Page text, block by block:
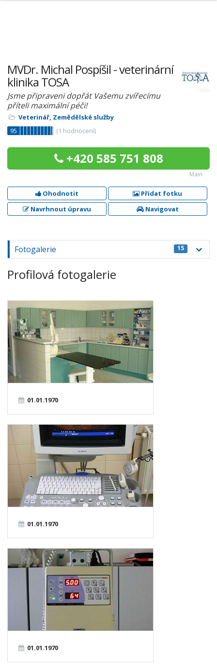
MVDr. Michal Pospíšil - veterinární
klinika TOSA
Jsme připraveni dopřát Vašemu zvířecímu
příteli maximální péči!
Veterinář, Zemědělské služby
95
(1 hodnocení)
+420 585 751 808
Main
Ohodnotit
Přidat fotku
Navrhnout úpravu
Navigovat
Fotogalerie 15
Profilová fotogalerie
01.01.1970
01.01.1970
01.01.1970